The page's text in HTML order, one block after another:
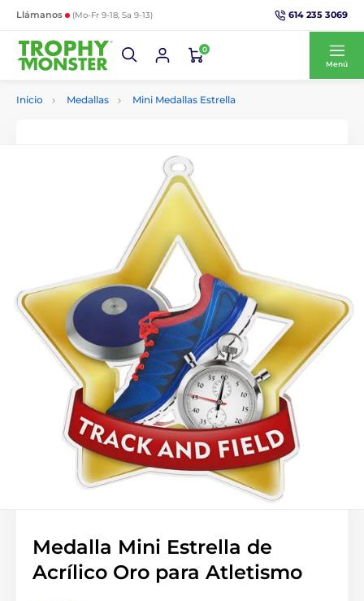
Llámanos (Mo-Fr 9-18, Sa 9-13) 614 235 3069
0
Menú
Inicio Medallas Mini Medallas Estrella
Medalla Mini Estrella de
Acrílico Oro para Atletismo